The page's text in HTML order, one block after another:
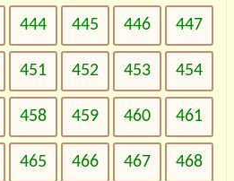
444 445 446 447
451 452 453 454
458 459 460 461
465 466 467 468